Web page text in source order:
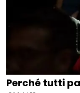
Perché tutti